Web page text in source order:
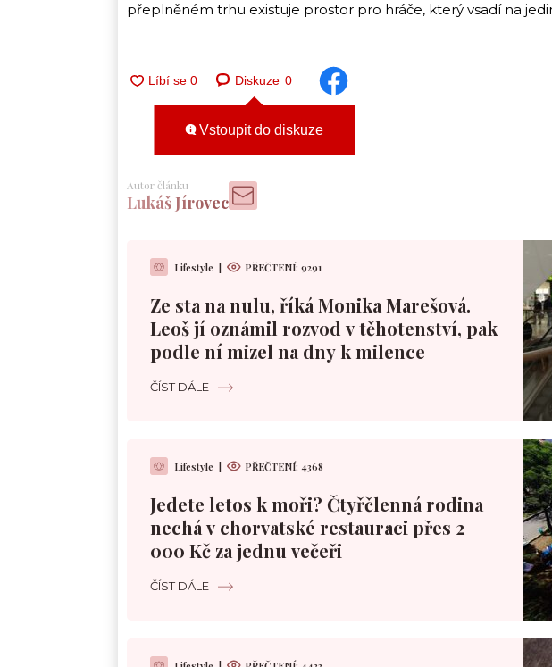
přeplněném trhu existuje prostor pro hráče, který vsadí na
Diskuze 0
Vstoupit do diskuze
Autor článku
Lukáš Jírovec
Lifestyle PŘEČTENÍ: 9291
Ze sta na nulu, říká Monika Marešová.
Leoš jí oznámil rozvod v těhotenství, pak
podle ní mizel na dny k milence
ČÍST DÁLE
Lifestyle PŘEČTENÍ: 4368
Jedete letos k moři? Čtyřčlenná rodina
nechá v chorvatské restauraci přes 2
000 Kč za jednu večeři
ČÍST DÁLE